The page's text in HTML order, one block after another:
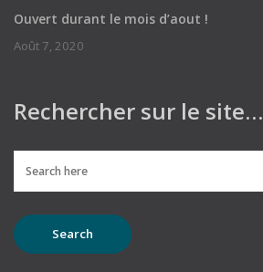
Ouvert durant le mois d’aout !
Août 7, 2020
Rechercher sur le site…